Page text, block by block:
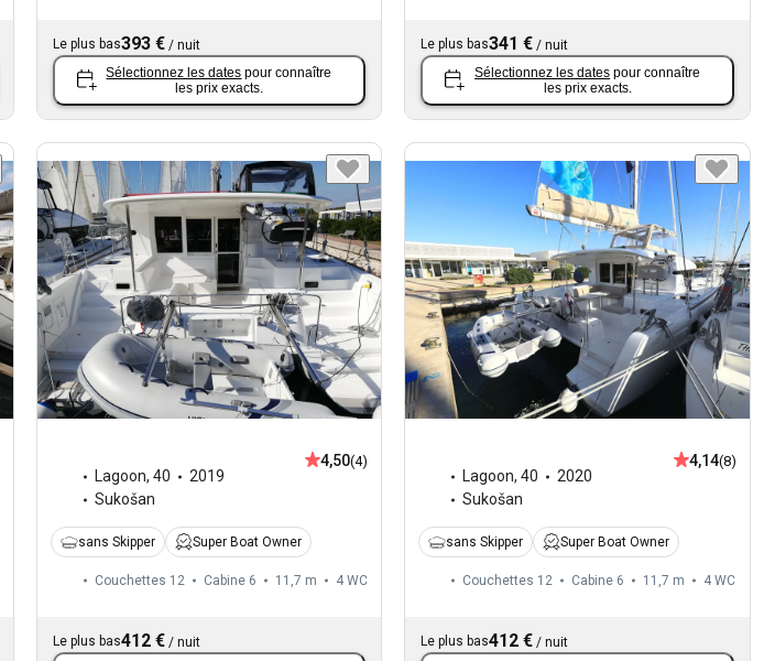
Le plus bas393 €/ nuit
Sélectionnez les dates pour connaître
les prix exacts.
Le plus bas341 € /nuit
Sélectionnez les dates pour connaître
les prix exacts.
Lagoon, 40
2019
Sukošan
4,50(4)
sans Skipper Super Boat Owner
Couchettes 12 Cabine 6 11,7 m 4 WC
Le plus bas412 €/ nuit
Lagoon,40
2020
Sukošan
4,14(8)
sans Skipper Super Boat Owner
Couchettes 12 Cabine 6 11,7 m 4 WC
Le plus bas412 € /nuit